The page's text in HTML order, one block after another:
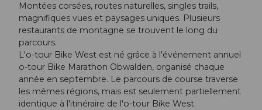
Montées corsées, routes naturelles, singles trails,
magnifiques vues et paysages uniques. Plusieurs
restaurants de montagne se trouvent le long du
parcours.
L'o-tour Bike West est né grâce à l'événement annuel
o-tour Bike Marathon Obwalden, organisé chaque
année en septembre. Le parcours de course traverse
les mêmes régions, mais est seulement partiellement
identique à l'itinéraire de l'o-tour Bike West.